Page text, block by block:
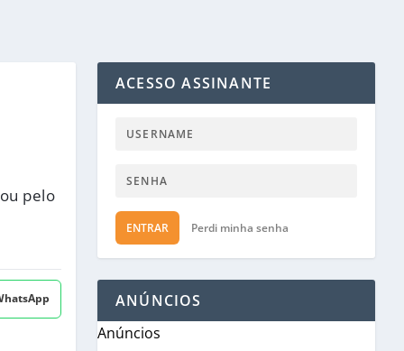
pelo
ACESSO ASSINANTE
ENTRAR Perdi minha senha
ANÚNCIOS
Anúncios